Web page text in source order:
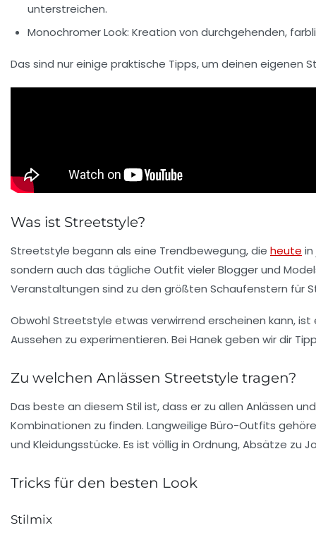
unterstreichen.
Monochromer Look: Kreation von durchgehenden,
Das sind nur einige praktische Tipps, um deinen eigenen
Was ist Streetstyle?
Streetstyle begann als eine Trendbewegung, die heute
sondern auch das tägliche Outfit vielerBloggerund
Veranstaltungen sind zu den größten Schaufenstern für
Obwohl Streetstyle etwas verwirrend erscheinen kann,
Aussehen zu experimentieren. Bei Hanekgeben wir dir
Zu welchen Anlässen Streetstyle tragen?
Das beste an diesem Stil ist, dass er zu allen Anlässen
Kombinationen zu finden. Langweilige Büro-Outfits
und Kleidungsstücke. Es ist völlig in Ordnung,Absätze zu
Tricks für den besten Look
Stilmix